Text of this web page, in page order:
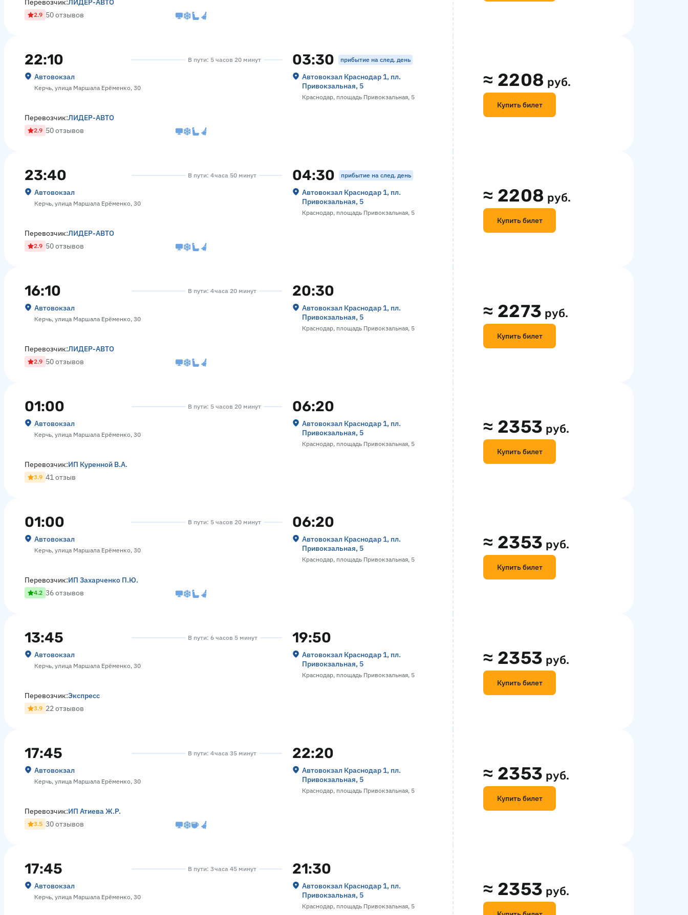
Перевозчик:ЛИДЕР-АВТО
2.9 50 отзывов
22:10
Автовокзал
Керчь, улица Маршала Ерёменко, 30
В пути: 5 часов 20 минут 03:30 прибытие на след. день
Автовокзал Краснодар 1, пл.
Привокзальная, 5
Краснодар, площадь Привокзальная, 5
≈ 2208 руб.
Купить билет
Перевозчик:ЛИДЕР-АВТО
2.9 50 отзывов
23:40
Автовокзал
Керчь, улица Маршала Ерёменко, 30
В пути: 4 часа 50 минут 04:30 прибытие на след. день
Автовокзал Краснодар 1, пл.
Привокзальная, 5
Краснодар, площадь Привокзальная, 5
≈ 2208 руб.
Купить билет
Перевозчик:ЛИДЕР-АВТО
2.9 50 отзывов
16:10
Автовокзал
Керчь, улица Маршала Ерёменко, 30
В пути: 4 часа 20 минут 20:30
Автовокзал Краснодар 1, пл.
Привокзальная, 5
Краснодар, площадь Привокзальная, 5
≈ 2273 руб.
Купить билет
Перевозчик:ЛИДЕР-АВТО
2.9 50 отзывов
01:00
Автовокзал
Керчь, улица Маршала Ерёменко, 30
В пути: 5 часов 20 минут 06:20
Автовокзал Краснодар 1, пл.
Привокзальная, 5
Краснодар, площадь Привокзальная, 5
≈ 2353 руб.
Купить билет
Перевозчик:ИП Куренной В.А.
3.9 41 отзыв
01:00
Автовокзал
Керчь, улица Маршала Ерёменко, 30
В пути: 5 часов 20 минут 06:20
Автовокзал Краснодар 1, пл.
Привокзальная, 5
Краснодар, площадь Привокзальная, 5
≈ 2353 руб.
Купить билет
Перевозчик:ИП Захарченко П.Ю.
4.2 36 отзывов
13:45
Автовокзал
Керчь, улица Маршала Ерёменко, 30
В пути: 6 часов 5 минут 19:50
Автовокзал Краснодар 1, пл.
Привокзальная, 5
Краснодар, площадь Привокзальная, 5
≈ 2353 руб.
Купить билет
Перевозчик:Экспресс
3.9 22 отзывов
17:45
Автовокзал
Керчь, улица Маршала Ерёменко, 30
В пути: 4 часа 35 минут 22:20
Автовокзал Краснодар 1, пл.
Привокзальная, 5
Краснодар, площадь Привокзальная, 5
≈ 2353 руб.
Купить билет
Перевозчик:ИП Атиева Ж.Р.
3.5 30 отзывов
17:45
Автовокзал
Керчь, улица Маршала Ерёменко, 30
В пути: 3 часа 45 минут 21:30
Автовокзал Краснодар 1, пл.
Привокзальная, 5
Краснодар, площадь Привокзальная, 5
≈ 2353 руб.